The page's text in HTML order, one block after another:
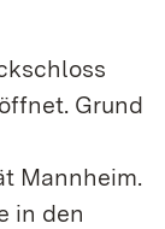
Grund
Mannheim.
in den